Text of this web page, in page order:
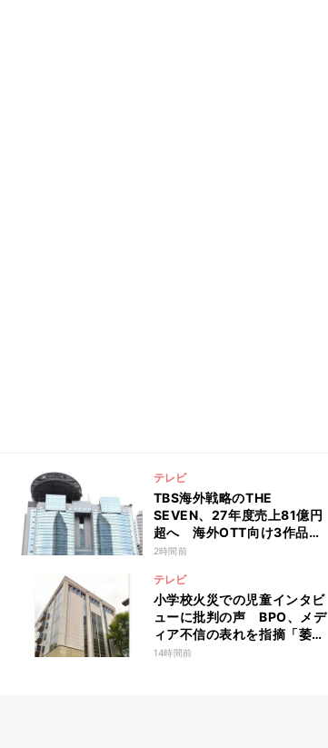
テレビ
TBS海外戦略のTHE
SEVEN、27年度売上81億円
超へ 海外OTT向け3作品が
完成・納品予定
2時間前
テレビ
小学校火災での児童インタビ
ューに批判の声 BPO、メデ
ィア不信の表れを指摘「萎縮
しすぎない視点が大事」
14時間前